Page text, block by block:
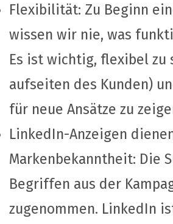
Flexibilität: Zu Beginn
wissen wir nie, was
Es ist wichtig, flexibel zu
aufseiten des Kunden)
für neue Ansätze zu
LinkedIn-Anzeigen
Markenbekanntheit: Die
Begriffen aus der
zugenommen. LinkedIn